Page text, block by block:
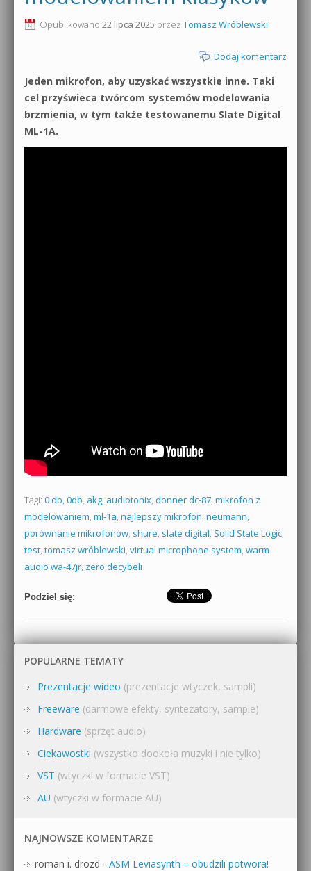
Produkcja muzyczna od podstaw
Sound Forge od podstaw
Dubstep z syntezatorem Massive
0dB.pl - informacje
Materiały dla mediów
Archiwum aktualności
Polityka prywatności
Opublikowano 22 lipca 2025 przez Tomasz Wróblewski
Dodaj komentarz
Jeden mikrofon, aby uzyskać wszystkie inne. Taki
cel przyświeca twórcom systemów modelowania
brzmienia, w tym także testowanemu Slate Digital
ML-1A.
Tagi: 0 db, 0db, akg, audiotonix, donner dc-87, mikrofon z
modelowaniem, ml-1a, najlepszy mikrofon, neumann,
porównanie mikrofonów, shure, slate digital, Solid State Logic,
test, tomasz wróblewski, virtual microphone system, warm
audio wa-47jr, zero decybeli
Podziel się:
POPULARNE TEMATY
Prezentacje wideo (prezentacje wtyczek, sampli)
Freeware (darmowe efekty, syntezatory, sample)
Hardware (sprzęt audio)
Ciekawostki (wszystko dookoła muzyki i nie tylko)
VST (wtyczki w formacie VST)
AU (wtyczki w formacie AU)
NAJNOWSZE KOMENTARZE
roman i. drozd - ASM Leviasynth – obudzili potwora!